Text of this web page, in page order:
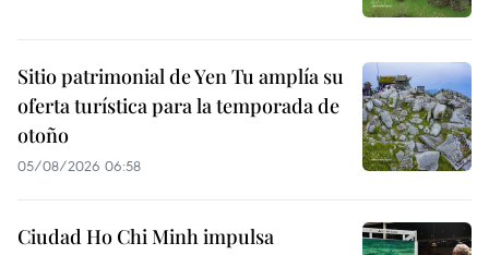
Sitio patrimonial de Yen Tu amplía su
oferta turística para la temporada de
otoño
05/08/2026 06:58
Ciudad Ho Chi Minh impulsa